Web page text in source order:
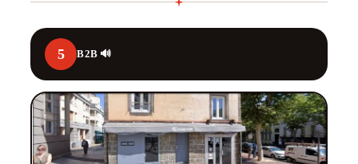
5 B2B 🔊